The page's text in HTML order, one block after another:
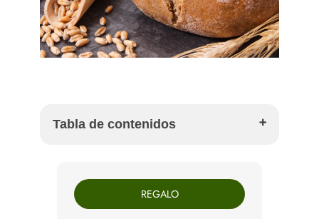
Tabla de contenidos
Ingredientes para pan integral de kamut
Cómo hacer pan integral de kamut paso a paso
Consejos para trabajar harina integral de kamut
REGALO